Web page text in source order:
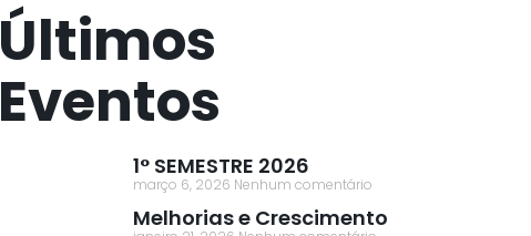
Últimos
Eventos
1° SEMESTRE 2026
março 6, 2026 Nenhum comentário
Melhorias e Crescimento